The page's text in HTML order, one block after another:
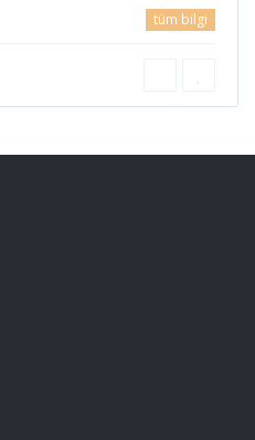
tüm bilgi